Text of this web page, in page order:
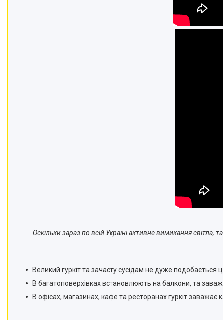
Оскільки зараз по всій Україні активне вимикання
Великий гуркіт та зачасту сусідам не дуже подобається
В багатоповерхівках встановлюють на балкони, та
В офісах, магазинах, кафе та ресторанах гуркіт